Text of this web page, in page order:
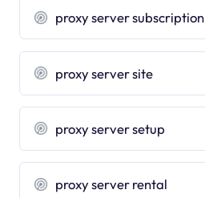
proxy server subscription
proxy server site
proxy server setup
proxy server rental